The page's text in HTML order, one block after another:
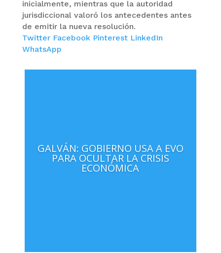
inicialmente, mientras que la autoridad
jurisdiccional valoró los antecedentes antes
de emitir la nueva resolución.
Twitter Facebook Pinterest LinkedIn
WhatsApp
GALVÁN: GOBIERNO USA A EVO
PARA OCULTAR LA CRISIS
ECONÓMICA